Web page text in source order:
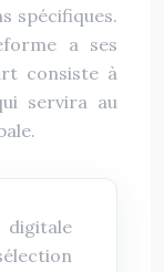
spécifiques.
a ses
consiste à
servira au